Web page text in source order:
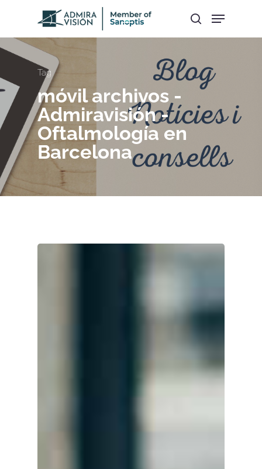
Hit enter to search or ESC to close
Tag
móvil archivos -
Admiravisión -
Oftalmología en
Barcelona